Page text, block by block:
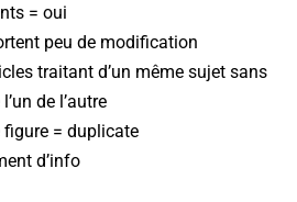
= oui
peu de modification
traitant d’un même sujet sans
de l’autre
figure = duplicate
d’info